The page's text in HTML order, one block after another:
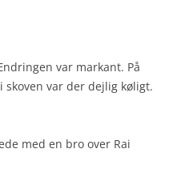
var markant. På
var der dejlig køligt.
med en bro over Rai